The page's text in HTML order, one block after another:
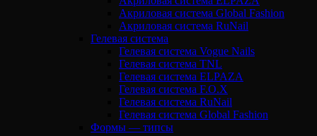
Акриловая система Global Fashion
Акриловая система RuNail
Гелевая система
Гелевая система Vogue Nails
Гелевая система TNL
Гелевая система ELPAZA
Гелевая система F.O.X
Гелевая система RuNail
Гелевая система Global Fashion
Формы — типсы